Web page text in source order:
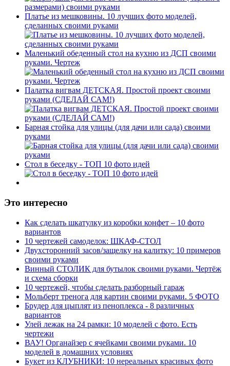
Платье из мешковины. 10 лучших фото моделей,
сделанных своими руками
Маленький обеденный стол на кухню из ДСП своими
руками. Чертеж
Палатка вигвам ДЕТСКАЯ. Простой проект своими
руками (СДЕЛАЙ САМ!)
Барная стойка для улицы (для дачи или сада) своими
руками
Стол в беседку - ТОП 10 фото идей
Это интересно
Как сделать шкатулку из коробки конфет – 10 фото
вариантов
10 чертежей самоделок: ШКАФ-СТОЛ
Двухсторонний засов/защелку на калитку: 10 примеров
своими руками
Винный СТОЛИК для бутылок своими руками. Чертёж
и схема сборки
10 чертежей, чтобы сделать разборный гараж
Мольберт тренога для картин своими руками. 5 ФОТО
Брудер для цыплят из пеноплекса - 8 различных
вариантов
Улей лежак на 24 рамки: 10 моделей с фото. Есть
чертежи
ВАУ! Органайзер с ячейками своими руками. 10
моделей в домашних условиях
Букет из КЛУБНИКИ: 10 нереальных красивых фото